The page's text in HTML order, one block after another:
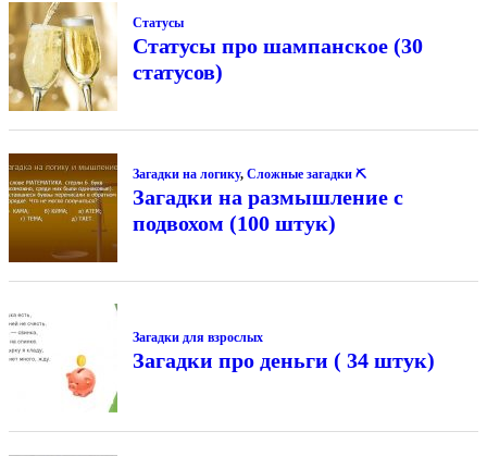
Статусы
Статусы про шампанское (30
статусов)
Загадки на логику, Сложные загадки ⛏
Загадки на размышление с
подвохом (100 штук)
Загадки для взрослых
Загадки про деньги ( 34 штук)